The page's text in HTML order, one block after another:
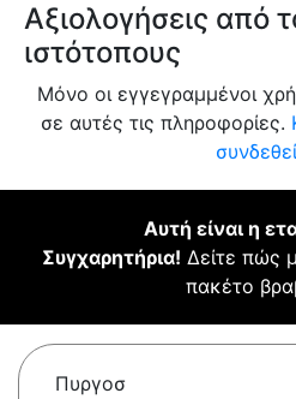
Αξιολογήσεις από
ιστότοπους
Μόνο οι εγγεγραμμένοι
σε αυτές τις πληροφορίες.
Αυτή είναι η
Συγχαρητήρια! Δείτε πώς
πακέτο
Πυργοσ